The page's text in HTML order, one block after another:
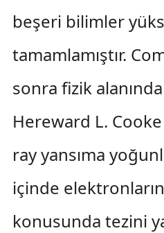
beşeri bilimler
tamamlamıştır.
sonra fizik
Hereward L.
ray yansıma
içinde elektronların
konusunda tezini